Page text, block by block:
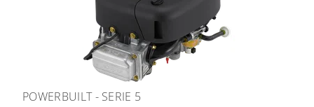
POWERBUILT - SERIE 5